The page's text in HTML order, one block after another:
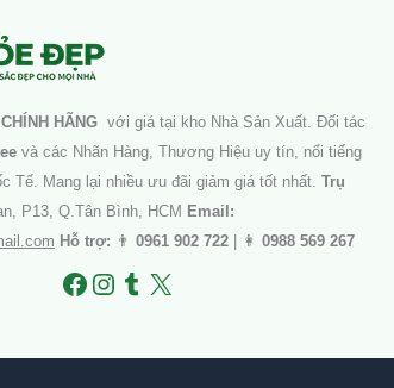
CHÍNH HÃNG với giá tại kho Nhà Sản Xuất. Đối tác
và các Nhãn Hàng, Thương Hiệu uy tín, nổi tiếng
Tế. Mang lại nhiều ưu đãi giảm giá tốt nhất. Trụ
P13, Q.Tân Bình, HCM Email:
Hỗ trợ: 👨 0961 902 722 | 👩 0988 569 267